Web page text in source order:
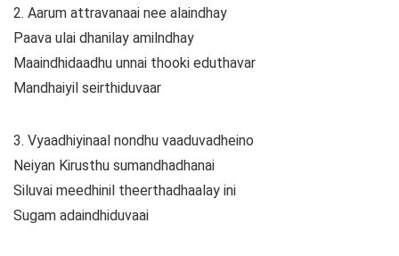
2. Aarum attravanaai nee alaindhay
Paava ulai dhanilay amilndhay
Maaindhidaadhu unnai thooki eduthavar
Mandhaiyil seirthiduvaar
3. Vyaadhiyinaal nondhu vaaduvadheino
Neiyan Kirusthu sumandhadhanai
Siluvai meedhinil theerthadhaalay ini
Sugam adaindhiduvaai